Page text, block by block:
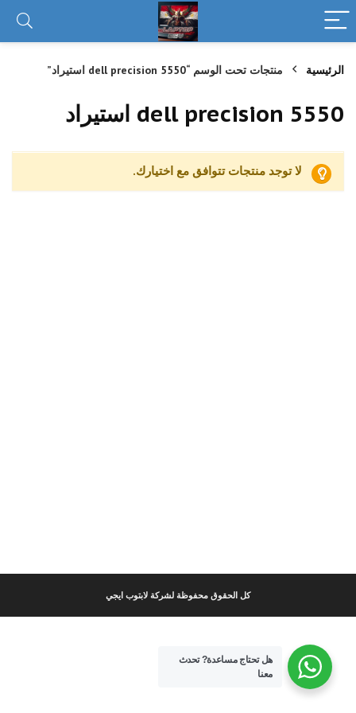
الرئيسية منتجات تحت الوسم “dell precision 5550 استيراد”
dell precision 5550 استيراد
لا توجد منتجات تتوافق مع اختيارك.
كل الحقوق محفوظة لشركة لابتوب ايجي
هل تحتاج مساعدة?تحدث
معنا